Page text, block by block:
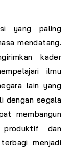
yang paling
mendatang.
kader
ilmu
lain yang
dengan segala
membangun
produktif dan
menjadi